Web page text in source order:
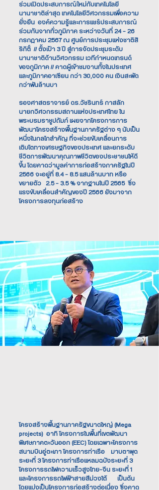
ร่วมเปิดประสบการณ์ใหม่กับเทคโนโลยี
นานาชาติล่าสุด เทคโนโลยีวิศวกรรมเพื่อความ
ยั่งยืน องค์ความรู้และการแชร์ประสบการณ์
ร่วมกันจากทั่วภูมิภาค ระหว่างวันที่ 24 - 26
กรกฎาคม 2567 ณ ศูนย์การประชุมแห่งชาติสิ
ริกิติ์ // ตั้งเป้า 3 ปี สู่การจัดประชุมระดับ
นานาชาติด้านวิศวกรรม เวทีกำหนดเทรนด์
ของภูมิภาค // คาดผู้เข้าชมงานทั้งในประเทศ
และภูมิภาคอาเซียน กว่า 30,000 คน เงินสะพัด
กว่าพันล้านบา
รองศาสตราจารย์ ดร.วัชรินทร์ กาสลัก
นายกวิศวกรรมสถานแห่งประเทศไทย ใน
พระบรมราชูปถัมภ์ เผยจากโครงการการ
พัฒนาโครงสร้างพื้นฐานภาครัฐต่าง ๆ นับเป็น
หนึ่งในกลไกสำคัญ ที่จะช่วยขับเคลื่อนการ
เติบโตทางเศรษฐกิจของประเทศ และยกระดับ
ชีวิตการพัฒนาคุณภาพชีวิตของประชาชนให้ดี
ขึ้น โดยคาดว่ามูลค่าการก่อสร้างภาครัฐในปี
2566 จะอยู่ที่ 8.4 - 8.5 แสนล้านบาท หรือ
ขยายตัว 2.5 - 3.5 % จากฐานในปี 2565 ซึ่ง
แรงขับเคลื่อนสำคัญของปี 2566 ยังมาจาก
โครงการลงทุนก่อสร้าง
โครงสร้างพื้นฐานภาครัฐขนาดใหญ่ (Mega
projects) อาทิ โครงการในพื้นที่เขตพัฒนา
พิเศษภาคตะวันออก (EEC) โดยเฉพาะโครงการ
สนามบินอู่ตะเภา โครงการท่าเรือ มาบตาพุด
ระยะที่ 3 โครงการท่าเรือแหลมฉบังระยะที่ 3
โครงการรถไฟความเร็วสูงไทย-จีน ระยะที่ 1
และโครงการรถไฟฟ้าสายสีม่วงใต้ เป็นต้น
โดยแบ่งเป็นโครงการก่อสร้างต่อเนื่อง ซึ่งคาด